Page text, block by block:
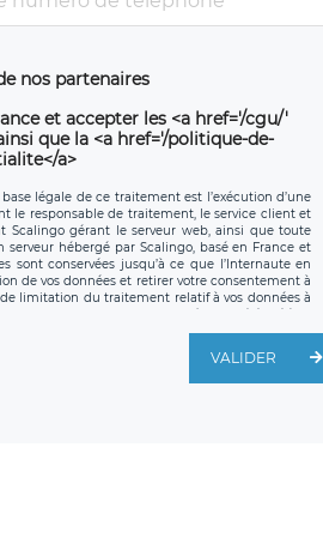
nos partenaires
et accepter les <a href='/cgu/'
que la <a href='/politique-de-
a>
légale de ce traitement est l’exécution d’une
le responsable de traitement, le service client et
Scalingo gérant le serveur web, ainsi que toute
hébergé par Scalingo, basé en France et
sont conservées jusqu’à ce que l’Internaute en
de vos données et retirer votre consentement à
limitation du traitement relatif à vos données à
exercer ces droits auprès du délégué à la
et est joignable à l’adresse mail suivante :
le droit d’introduire une réclamation
VALIDER